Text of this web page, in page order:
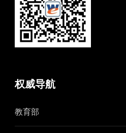
权威导航
教育部